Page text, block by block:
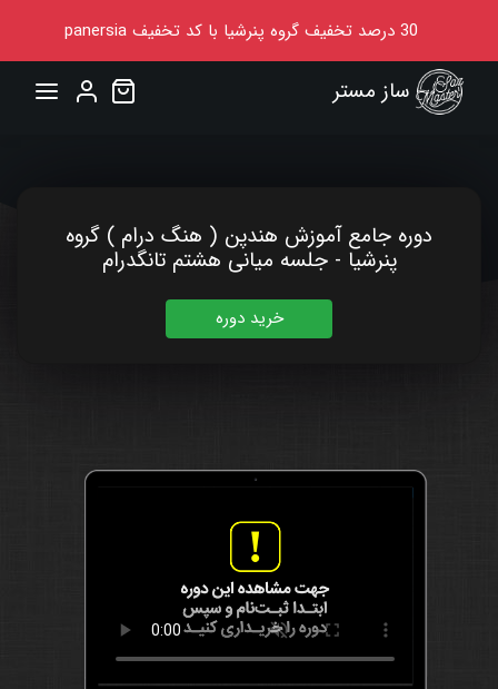
30 درصد تخفیف گروه پنرشیا با کد تخفیفpanersia
ساز مستر
دوره جامع آموزش هندپن ( هنگ درام ) گروه
پنرشیا - جلسه میانی هشتم تانگدرام
خرید دوره